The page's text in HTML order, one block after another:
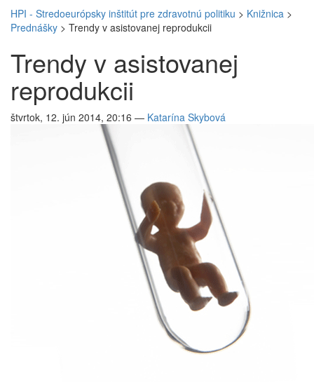
HPI - Stredoeurópsky inštitút pre zdravotnú politiku > Knižnica >
Prednášky > Trendy v asistovanej reprodukcii
Trendy v asistovanej
reprodukcii
štvrtok, 12. jún 2014, 20:16 — Katarína Skybová